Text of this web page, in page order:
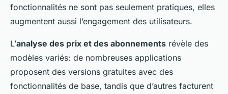
fonctionnalités ne sont pas seulement pratiques, elles
augmentent aussi l’engagement des utilisateurs.
L’analyse des prix et des abonnements révèle des
modèles variés: de nombreuses applications
proposent des versions gratuites avec des
fonctionnalités de base, tandis que d’autres facturent